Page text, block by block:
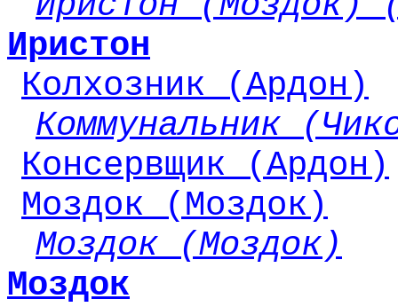
Иристон
Колхозник (Ардон)
Коммунальник
Консервщик (Ардон)
Моздок (Моздок)
Моздок (Моздок)
Моздок